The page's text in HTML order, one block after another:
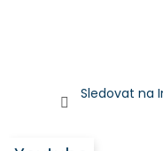
Sledovat na